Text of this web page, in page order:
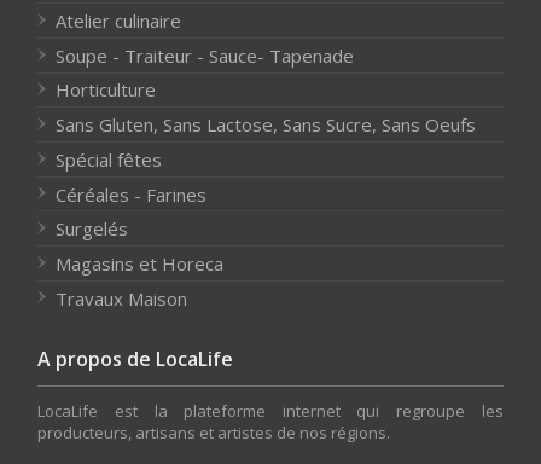
Atelier culinaire
Soupe - Traiteur - Sauce- Tapenade
Horticulture
Sans Gluten, Sans Lactose, Sans Sucre, Sans Oeufs
Spécial fêtes
Céréales - Farines
Surgelés
Magasins et Horeca
Travaux Maison
A propos de LocaLife
LocaLife est la plateforme internet qui regroupe les
producteurs, artisans et artistes de nos régions.